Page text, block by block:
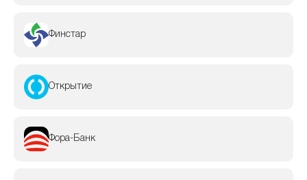
Финстар
Открытие
Фора-Банк